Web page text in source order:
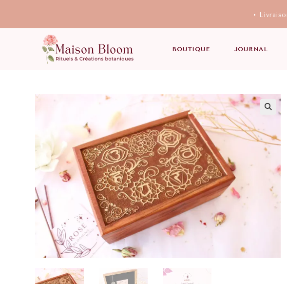
•
BOUTIQUE JOURNAL